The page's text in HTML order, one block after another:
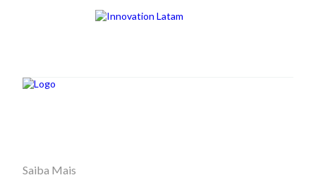
Saiba Mais